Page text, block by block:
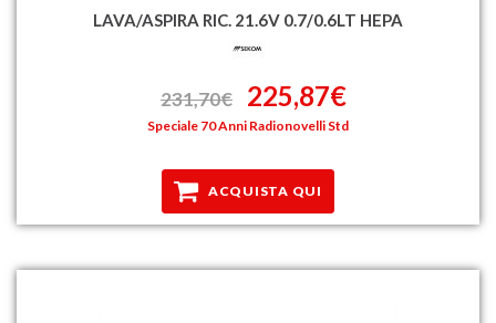
LAVA/ASPIRA RIC. 21.6V 0.7/0.6LT HEPA
231,70€ 225,87€
Speciale 70 Anni Radionovelli Std
ACQUISTA QUI